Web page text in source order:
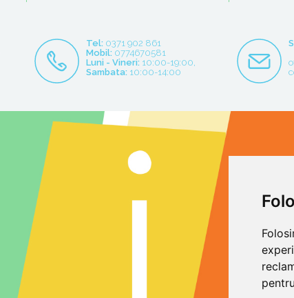
Tel: 0371 902 861
Mobil: 0774670581
Luni - Vineri: 10:00-19:00,
Sambata: 10:00-14:00